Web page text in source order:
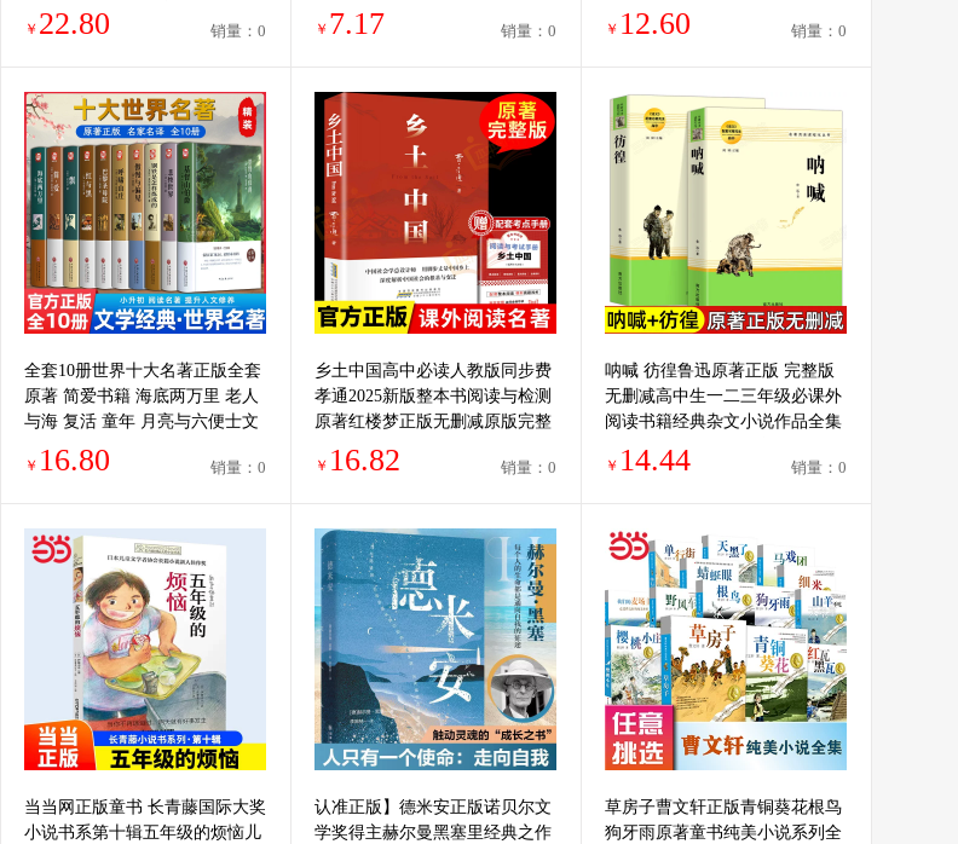
书必读推荐人民教育出版社读物
书目书籍
￥ 22.80 销量：0
黑红笔老师办公文具用品
￥ 7.17 销量：0
奖小说张祖庆百班千人 非注音版
￥ 12.60 销量：0
全套10册世界十大名著正版全套
原著 简爱书籍 海底两万里 老人
与海 复活 童年 月亮与六便士文
学经典小说必读中学生初中生课
外阅读
￥ 16.80 销量：0
乡土中国高中必读人教版同步费
孝通2025新版整本书阅读与检测
原著红楼梦正版无删减原版完整
文学名著高一高中生课外阅读书
籍
￥ 16.82 销量：0
呐喊 彷徨鲁迅原著正版 完整版
无删减高中生一二三年级必课外
阅读书籍经典杂文小说作品全集
狂人日记著非人民教育文学出版
社
￥ 14.44 销量：0
当当网正版童书 长青藤国际大奖
小说书系第十辑五年级的烦恼儿
认准正版】德米安正版诺贝尔文
学奖得主赫尔曼黑塞里经典之作
草房子曹文轩正版青铜葵花根鸟
狗牙雨原著童书纯美小说系列全